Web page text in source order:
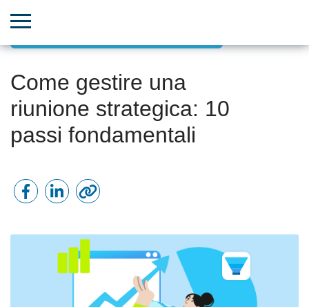
Come gestire una
riunione strategica: 10
passi fondamentali